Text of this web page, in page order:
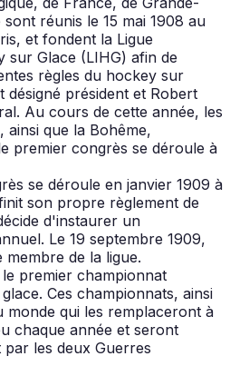
réunis le 15 mai 1908 au
et fondent la Ligue
sur Glace (LIHG) afin de
règles du hockey sur
désigné président et Robert
Au cours de cette année, les
ainsi que la Bohême,
premier congrès se déroule à
se déroule en janvier 1909 à
son propre règlement de
d'instaurer un
Le 19 septembre 1909,
membre de la ligue.
premier championnat
Ces championnats, ainsi
monde qui les remplaceront à
chaque année et seront
les deux Guerres